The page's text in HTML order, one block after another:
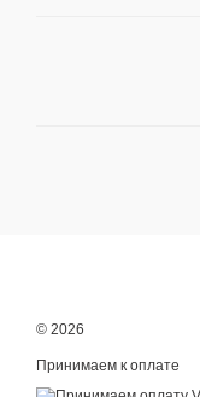
© 2026
Принимаем к оплате